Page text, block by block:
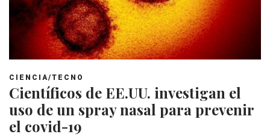
CIENCIA/TECNO
Científicos de EE.UU. investigan el
uso de un spray nasal para prevenir
el covid-19